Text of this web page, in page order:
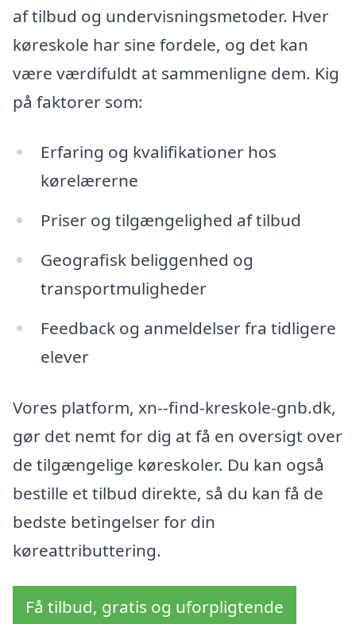
af tilbud og undervisningsmetoder. Hver
køreskole har sine fordele, og det kan
være værdifuldt at sammenligne dem. Kig
på faktorer som:
Erfaring og kvalifikationer hos
kørelærerne
Priser og tilgængelighed af tilbud
Geografisk beliggenhed og
transportmuligheder
Feedback og anmeldelser fra tidligere
elever
Vores platform, xn--find-kreskole-gnb.dk,
gør det nemt for dig at få en oversigt over
de tilgængelige køreskoler. Du kan også
bestille et tilbud direkte, så du kan få de
bedste betingelser for din
køreattributtering.
Få tilbud, gratis og uforpligtende